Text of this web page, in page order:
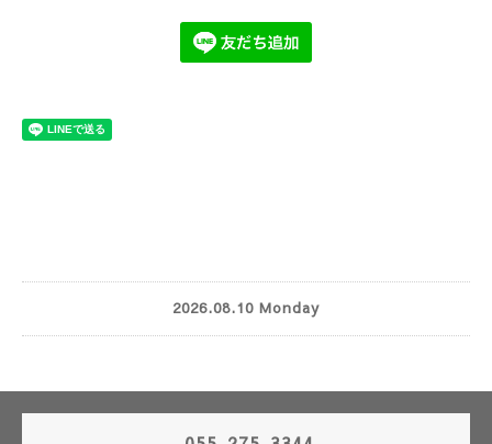
2026.08.10 Monday